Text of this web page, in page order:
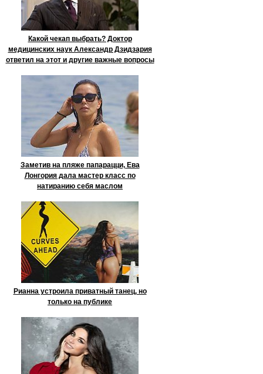
Какой чекап выбрать? Доктор
медицинских наук Александр Дзидзария
ответил на этот и другие важные вопросы
Заметив на пляже папарацци, Ева
Лонгория дала мастер класс по
натиранию себя маслом
Рианна устроила приватный танец, но
только на публике